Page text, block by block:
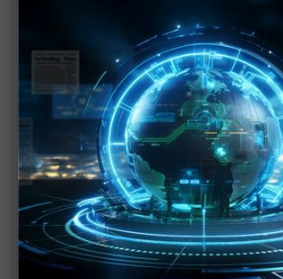
東電不排除福島第1核電廠6座反應爐
日本處理福島核危機有進展 食物卻爆
福島核電廠反應爐供電恢復正常 唯隱
日本擴大農作禁售範圍
福島核安事故日政府賠償金額估將超
日自衛隊開始進行4號機地面灑水作業
日本官防副長：福島1號核電廠整體情